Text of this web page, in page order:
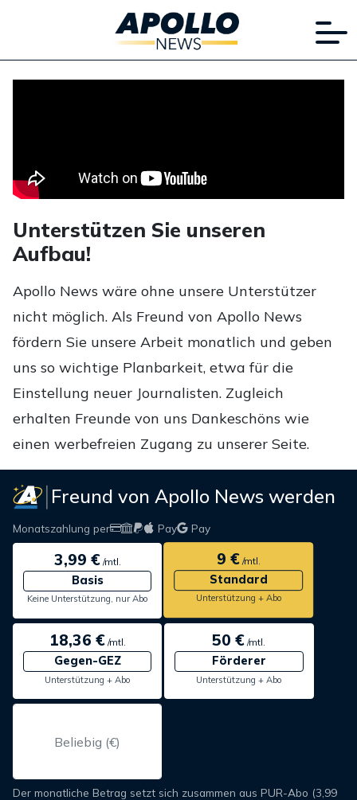
Unterstützen Sie unseren
Aufbau!
Apollo News wäre ohne unsere Unterstützer
nicht möglich. Als Freund von Apollo News
fördern Sie unsere Arbeit monatlich und geben
uns so wichtige Planbarkeit, etwa für die
Einstellung neuer Journalisten. Zugleich
erhalten Freunde von uns Dankeschöns wie
einen werbefreien Zugang zu unserer Seite.
Freund von Apollo News werden
Monatszahlung per Pay Pay
3,99 €/mtl.
Basis
Keine Unterstützung, nur Abo
9 €/mtl.
Standard
Unterstützung + Abo
18,36 €/mtl.
Gegen-GEZ
Unterstützung + Abo
50 € /mtl.
Förderer
Unterstützung + Abo
Der monatliche Betrag setzt sich zusammen aus PUR-Abo (3,99